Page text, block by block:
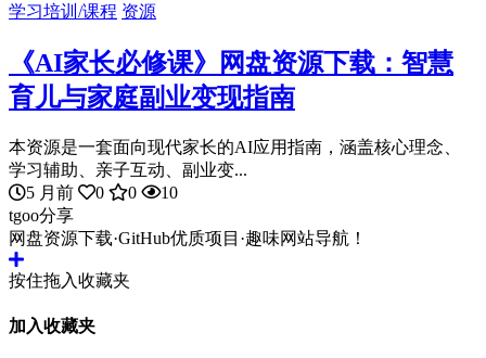
学习培训/课程 资源
《AI家长必修课》网盘资源下载：智慧
育儿与家庭副业变现指南
本资源是一套面向现代家长的AI应用指南，涵盖核心理念、
学习辅助、亲子互动、副业变...
5 月前
0 0
10
tgoo分享
网盘资源下载·GitHub优质项目·趣味网站导航！
按住拖入收藏夹
加入收藏夹